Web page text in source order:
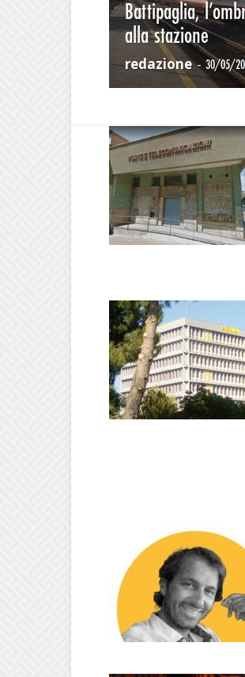
Battipaglia,
alla stazione
redazione - 30/05/